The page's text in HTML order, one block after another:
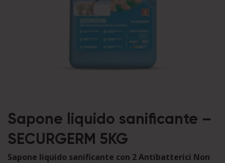
Sapone liquido sanificante –
SECURGERM 5KG
Sapone liquido sanificante con 2 Antibatterici Non